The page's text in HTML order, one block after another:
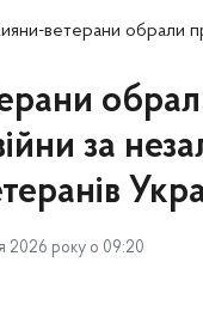
ветерани обрали представника столиці до Ради ветеранів війни за
за
2026 року о 09:20